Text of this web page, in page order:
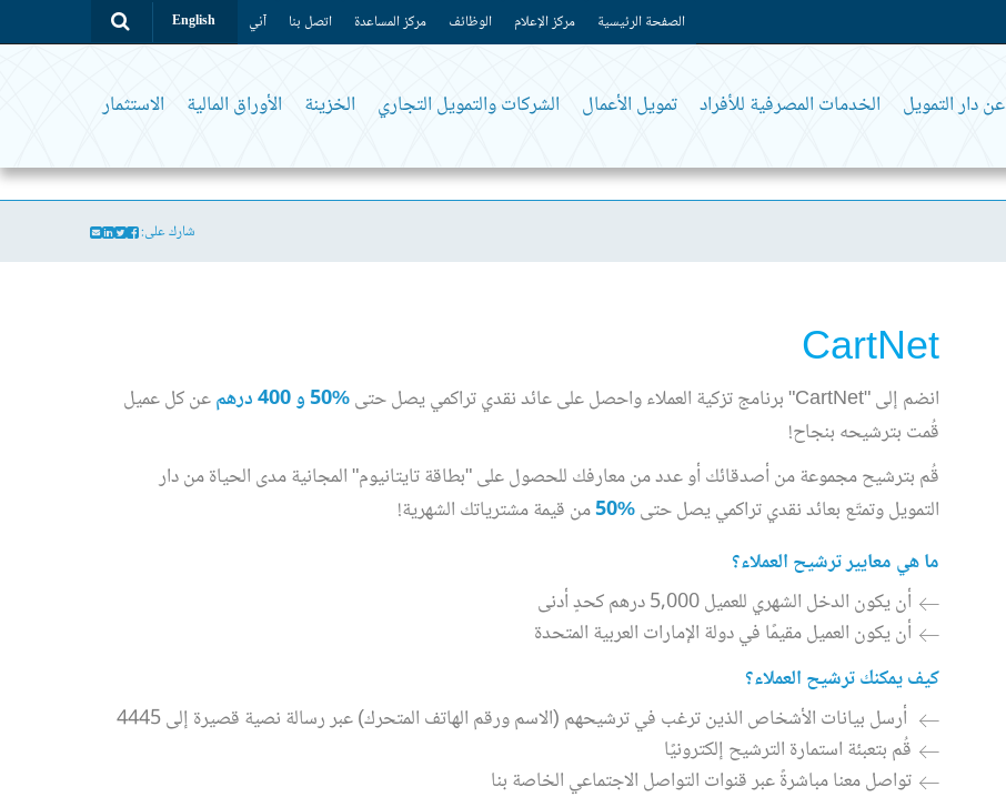
الصفحة الرئيسية مركز الإعلام الوظائف مركز المساعدة اتصل بنا آني English
عن دار التمويل الخدمات المصرفية للأفراد تمويل الأعمال الشركات والتمويل التجاري الخزينة الأوراق المالية الاستثمار
شارك على:
CartNet
انضم إلى "CartNet" برنامج تزكية العملاء واحصل على عائد نقدي تراكمي يصل حتى %50 و 400 درهمعن كل عميل
قُمت بترشيحه بنجاح!
قُم بترشيح مجموعة من أصدقائك أو عدد من معارفك للحصول على "بطاقة تايتانيوم" المجانية مدى الحياة من دار
التمويل وتمتّع بعائد نقدي تراكمي يصل حتى%50
من قيمة مشترياتك الشهرية!
ما هي معايير ترشيح العملاء؟
أن يكون الدخل الشهري للعميل 5,000 درهم كحدٍ أدنى
أن يكون العميل مقيمًا في دولة الإمارات العربية المتحدة
كيف يمكنك ترشيح العملاء؟
أرسل بيانات الأشخاص الذين ترغب في ترشيحهم (الاسم ورقم الهاتف المتحرك) عبر رسالة نصية قصيرة إلى 4445
قُم بتعبئة استمارة الترشيح إلكترونيًا
تواصل معنا مباشرةً عبر قنوات التواصل الاجتماعي الخاصة بنا